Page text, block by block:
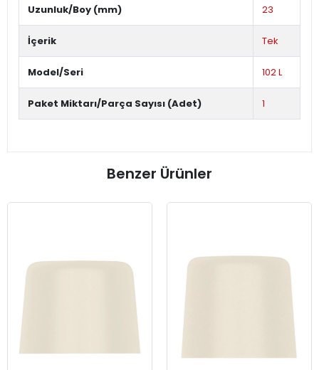
Uzunluk/Boy (mm) 23
İçerik Tek
Model/Seri 102 L
Paket Miktarı/Parça Sayısı (Adet) 1
Benzer Ürünler
Wera